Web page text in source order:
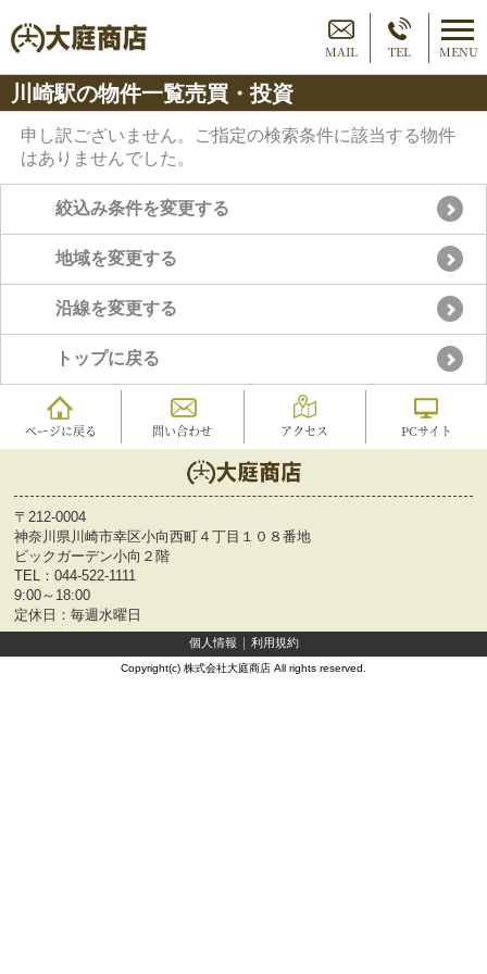
MAIL TEL MENU
川崎駅の物件一覧売買・投資
申し訳ございません。ご指定の検索条件に該当する物件
はありませんでした。
絞込み条件を変更する
地域を変更する
沿線を変更する
トップに戻る
ページに戻る 問い合わせ アクセス PCサイト
〒212-0004
神奈川県川崎市幸区小向西町４丁目１０８番地
ビックガーデン小向２階
TEL： 044-522-1111
9:00～18:00
定休日：毎週水曜日
個人情報 利用規約
Copyright(c) 株式会社大庭商店 All rights reserved.